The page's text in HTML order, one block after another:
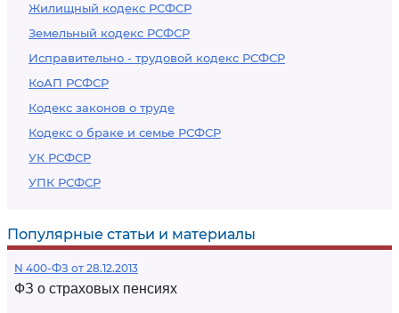
Жилищный кодекс РСФСР
Земельный кодекс РСФСР
Исправительно - трудовой кодекс РСФСР
КоАП РСФСР
Кодекс законов о труде
Кодекс о браке и семье РСФСР
УК РСФСР
УПК РСФСР
Популярные статьи и материалы
N 400-ФЗ от 28.12.2013
ФЗ о страховых пенсиях